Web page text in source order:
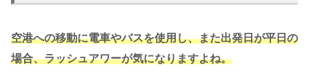
空港への移動に電車やバスを使用し、また出発日が平日の
場合、ラッシュアワーが気になりますよね。